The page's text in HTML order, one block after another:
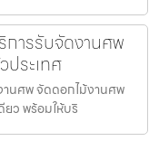
ารรับจัดงานศพ
ประเทศ
นศพ จัดดอกไม้งานศพ
ยว พร้อมให้บริ